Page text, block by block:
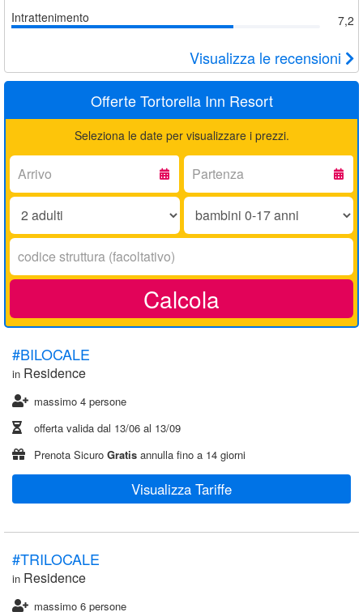
Intrattenimento
7,2
Visualizza le recensioni
Offerte Tortorella Inn Resort
Seleziona le date per visualizzare i prezzi.
Arrivo:
Partenza:
Adulti:
Bambini
17
Codice
struttura:
Calcola
#BILOCALE
in Residence
massimo 4 persone
offerta valida dal 13/06 al 13/09
Prenota Sicuro Gratis annulla fino a 14 giorni
Visualizza Tariffe
#TRILOCALE
in Residence
massimo 6 persone